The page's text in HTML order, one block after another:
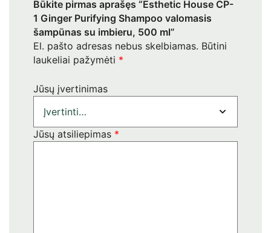
Būkite pirmas aprašęs “Esthetic House CP-
1 Ginger Purifying Shampoo valomasis
šampūnas su imbieru, 500 ml”
El. pašto adresas nebus skelbiamas. Būtini
laukeliai pažymėti *
Jūsų įvertinimas
Jūsų atsiliepimas *